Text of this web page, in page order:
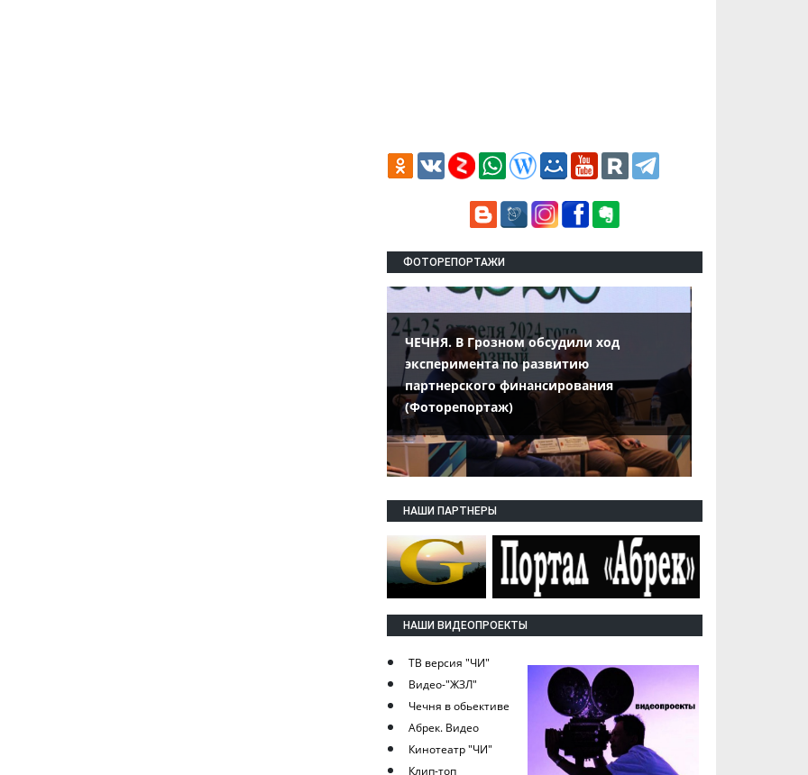
ФОТОРЕПОРТАЖИ
ЧЕЧНЯ. В Грозном обсудили ход
эксперимента по развитию
партнерского финансирования
(Фоторепортаж)
НАШИ ПАРТНЕРЫ
НАШИ ВИДЕОПРОЕКТЫ
ТВ версия "ЧИ"
Видео-"ЖЗЛ"
Чечня в обьективе
Абрек. Видео
Кинотеатр "ЧИ"
Клип-топ